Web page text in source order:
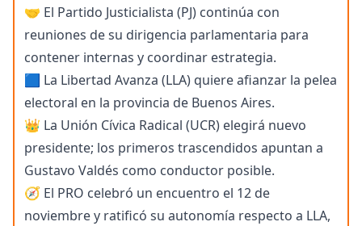
🤝 El Partido Justicialista (PJ) continúa con
reuniones de su dirigencia parlamentaria para
contener internas y coordinar estrategia.
🟦 La Libertad Avanza (LLA) quiere afianzar la pelea
electoral en la provincia de Buenos Aires.
👑 La Unión Cívica Radical (UCR) elegirá nuevo
presidente; los primeros trascendidos apuntan a
Gustavo Valdés como conductor posible.
🧭 El PRO celebró un encuentro el 12 de
noviembre y ratificó su autonomía respecto a LLA,